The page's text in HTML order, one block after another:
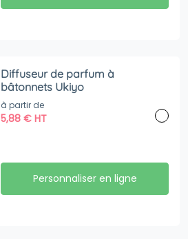
Diffuseur de parfum à
bâtonnets Ukiyo
à partir de
5,88€ HT
Personnaliser en ligne